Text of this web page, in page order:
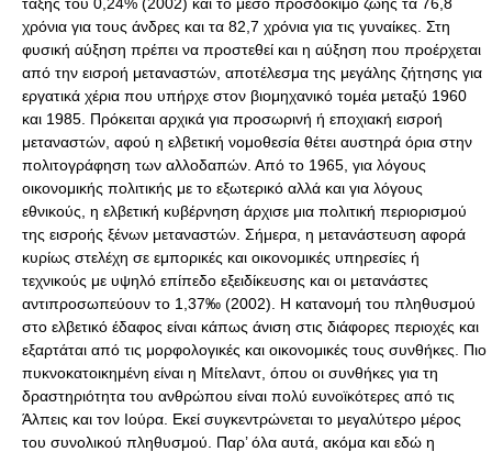
χρόνια για τους άνδρες και τα 82,7 χρόνια για τις γυναίκες. Στη
φυσική αύξηση πρέπει να προστεθεί και η αύξηση που προέρχεται
από την εισροή μεταναστών, αποτέλεσμα της μεγάλης ζήτησης για
εργατικά χέρια που υπήρχε στον βιομηχανικό τομέα μεταξύ 1960
και 1985. Πρόκειται αρχικά για προσωρινή ή εποχιακή εισροή
μεταναστών, αφού η ελβετική νομοθεσία θέτει αυστηρά όρια στην
πολιτογράφηση των αλλοδαπών. Από το 1965, για λόγους
οικονομικής πολιτικής με το εξωτερικό αλλά και για λόγους
εθνικούς, η ελβετική κυβέρνηση άρχισε μια πολιτική περιορισμού
της εισροής ξένων μεταναστών. Σήμερα, η μετανάστευση αφορά
κυρίως στελέχη σε εμπορικές και οικονομικές υπηρεσίες ή
τεχνικούς με υψηλό επίπεδο εξειδίκευσης και οι μετανάστες
αντιπροσωπεύουν το 1,37‰ (2002). Η κατανομή του πληθυσμού
στο ελβετικό έδαφος είναι κάπως άνιση στις διάφορες περιοχές και
εξαρτάται από τις μορφολογικές και οικονομικές τους συνθήκες. Πιο
πυκνοκατοικημένη είναι η Μίτελαντ, όπου οι συνθήκες για τη
δραστηριότητα του ανθρώπου είναι πολύ ευνοϊκότερες από τις
Άλπεις και τον Ιούρα. Εκεί συγκεντρώνεται το μεγαλύτερο μέρος
του συνολικού πληθυσμού. Παρ’ όλα αυτά, ακόμα και εδώ η